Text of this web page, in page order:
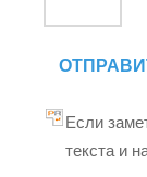
Если
текста и